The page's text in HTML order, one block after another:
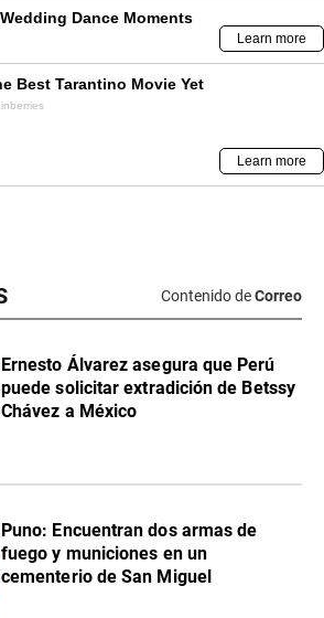
Contenido deCorreo
Ernesto Álvarez asegura que Perú
puede solicitar extradición de Betssy
Chávez a México
Puno: Encuentran dos armas de
fuego y municiones en un
cementerio de San Miguel